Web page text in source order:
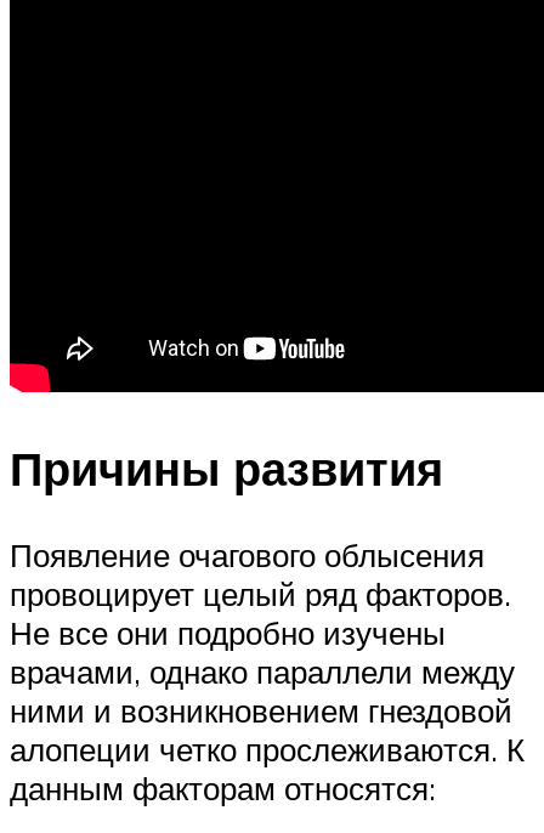
Причины развития
Появление очагового облысения
провоцирует целый ряд факторов.
Не все они подробно изучены
врачами, однако параллели между
ними и возникновением гнездовой
алопеции четко прослеживаются. К
данным факторам относятся: